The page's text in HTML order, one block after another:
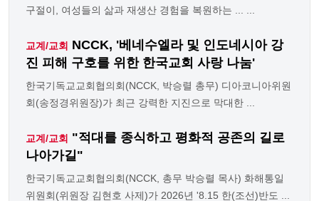
구절이, 여성들의 삶과 재생산 경험을 복원하는 ... ...
교계/교회 NCCK, '베네수엘라 및 인도네시아 강
진 피해 구호를 위한 한국교회 사랑 나눔'
한국기독교교회협의회(NCCK, 박승렬 총무) 디아코니아위원
회(송정경위원장)가 최근 강력한 지진으로 막대한 ...
교계/교회 "적대를 종식하고 평화적 공존의 길로
나아가길"
한국기독교교회협의회(NCCK, 총무 박승렬 목사) 화해통일
위원회(위원장 김현호 사제)가 2026년 '8.15 한(조선)반도 ...